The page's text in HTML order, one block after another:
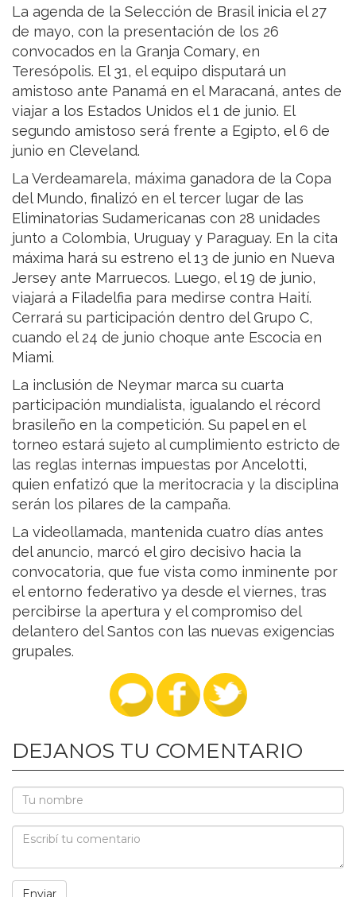
La agenda de la Selección de Brasil inicia el 27
de mayo, con la presentación de los 26
convocados en la Granja Comary, en
Teresópolis. El 31, el equipo disputará un
amistoso ante Panamá en el Maracaná, antes de
viajar a los Estados Unidos el 1 de junio. El
segundo amistoso será frente a Egipto, el 6 de
junio en Cleveland.
La Verdeamarela, máxima ganadora de la Copa
del Mundo, finalizó en el tercer lugar de las
Eliminatorias Sudamericanas con 28 unidades
junto a Colombia, Uruguay y Paraguay. En la cita
máxima hará su estreno el 13 de junio en Nueva
Jersey ante Marruecos. Luego, el 19 de junio,
viajará a Filadelfia para medirse contra Haití.
Cerrará su participación dentro del Grupo C,
cuando el 24 de junio choque ante Escocia en
Miami.
La inclusión de Neymar marca su cuarta
participación mundialista, igualando el récord
brasileño en la competición. Su papel en el
torneo estará sujeto al cumplimiento estricto de
las reglas internas impuestas por Ancelotti,
quien enfatizó que la meritocracia y la disciplina
serán los pilares de la campaña.
La videollamada, mantenida cuatro días antes
del anuncio, marcó el giro decisivo hacia la
convocatoria, que fue vista como inminente por
el entorno federativo ya desde el viernes, tras
percibirse la apertura y el compromiso del
delantero del Santos con las nuevas exigencias
grupales.
DEJANOS TU COMENTARIO